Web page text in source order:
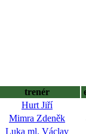
trenér
Hurt Jiří
Mimra Zdeněk
Luka ml. Václav